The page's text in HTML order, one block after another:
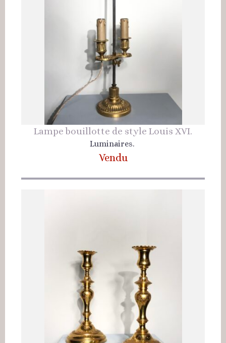
Lampe bouillotte de style Louis XVI.
Luminaires.
Vendu